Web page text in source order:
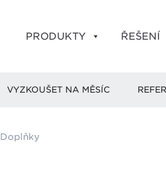
PRODUKTY ŘEŠENÍ
VYZKOUŠET NA MĚSÍC
Doplňky